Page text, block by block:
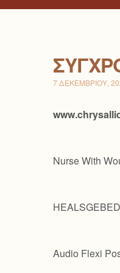
7 ΔΕΚΕΜΒΡΊΟΥ,
Nurse With
Audio Flexi